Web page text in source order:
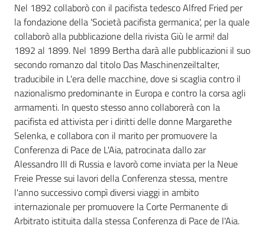
Nel 1892 collaborò con il pacifista tedesco Alfred Fried per
la fondazione della 'Società pacifista germanica', per la quale
collaborò alla pubblicazione della rivista Giù le armi! dal
1892 al 1899. Nel 1899 Bertha darà alle pubblicazioni il suo
secondo romanzo dal titolo Das Maschinenzeiltalter,
traducibile in L'era delle macchine, dove si scaglia contro il
nazionalismo predominante in Europa e contro la corsa agli
armamenti. In questo stesso anno collaborerà con la
pacifista ed attivista per i diritti delle donne Margarethe
Selenka, e collabora con il marito per promuovere la
Conferenza di Pace de L'Aia, patrocinata dallo zar
Alessandro III di Russia e lavorò come inviata per la Neue
Freie Presse sui lavori della Conferenza stessa, mentre
l'anno successivo compì diversi viaggi in ambito
internazionale per promuovere la Corte Permanente di
Arbitrato istituita dalla stessa Conferenza di Pace de l'Aia.